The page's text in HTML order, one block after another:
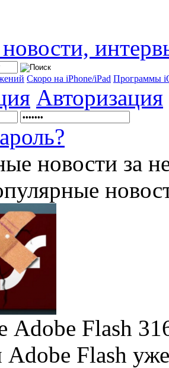
Скоро на iPhone/iPad Программы
Авторизация
новости за
Adobe Flash
Adobe Flash